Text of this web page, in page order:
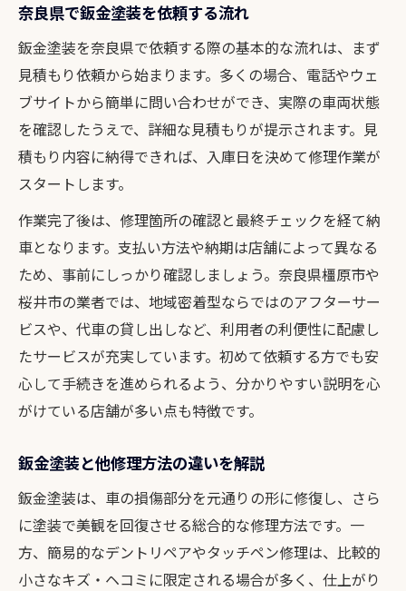
鈑金塗装で地元ユーザーが求める安心感
アフターサービス充実の鈑金塗装を選ぶ
鈑金塗装の即日対応や特典に注目しよう
ユーザー目線で選ぶ鈑金塗装の基準
鈑金塗装で利用しやすい店舗の特徴
輸入車にも対応する鈑金塗装の実力とは
輸入車対応の鈑金塗装技術力を解説
鈑金塗装で輸入車修理に強い店の選び方
輸入車オーナーが気をつけたい鈑金塗装
鈑金塗装で純正塗料へのこだわりを知る
輸入車修理の鈑金塗装実例を紹介
奈良県で鈑金塗装を依頼する流れ
鈑金塗装を奈良県で依頼する際の基本的な流れは、まず
見積もり依頼から始まります。多くの場合、電話やウェ
ブサイトから簡単に問い合わせができ、実際の車両状態
を確認したうえで、詳細な見積もりが提示されます。見
積もり内容に納得できれば、入庫日を決めて修理作業が
スタートします。
作業完了後は、修理箇所の確認と最終チェックを経て納
車となります。支払い方法や納期は店舗によって異なる
ため、事前にしっかり確認しましょう。奈良県橿原市や
桜井市の業者では、地域密着型ならではのアフターサー
ビスや、代車の貸し出しなど、利用者の利便性に配慮し
たサービスが充実しています。初めて依頼する方でも安
心して手続きを進められるよう、分かりやすい説明を心
がけている店舗が多い点も特徴です。
鈑金塗装と他修理方法の違いを解説
鈑金塗装は、車の損傷部分を元通りの形に修復し、さら
に塗装で美観を回復させる総合的な修理方法です。一
方、簡易的なデントリペアやタッチペン修理は、比較的
小さなキズ・ヘコミに限定される場合が多く、仕上がり